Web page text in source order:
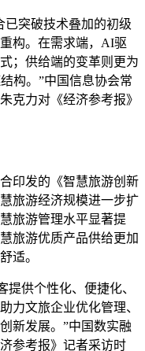
突破技术叠加的初级
构。在需求端，AI驱
；供给端的变革则更为
构。”中国信息协会常
克力对《经济参考报》
发的《智慧旅游创新
旅游经济规模进一步扩
旅游管理水平显著提
旅游优质产品供给更加
适。
供个性化、便捷化、
力文旅企业优化管理、
新发展。”中国数实融
参考报》记者采访时